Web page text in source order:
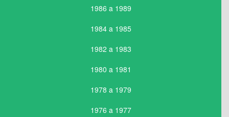
1986 a 1989
1984 a 1985
1982 a 1983
1980 a 1981
1978 a 1979
1976 a 1977